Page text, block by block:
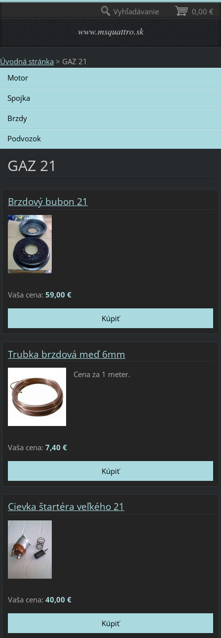
www.msquattro.sk
Úvodná stránka > GAZ 21
Motor
Spojka
Brzdy
Podvozok
GAZ 21
Brzdový bubon 21
Vaša cena: 59,00 €
Trubka brzdová meď 6mm
Cena za 1 meter.
Vaša cena: 7,40 €
Cievka štartéra veľkého 21
Vaša cena: 40,00 €
0,00 €
Vyhľadávanie